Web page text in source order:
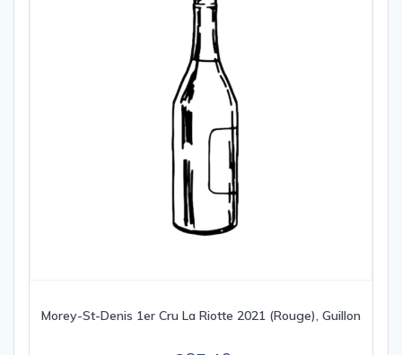
Morey-St-Denis 1er Cru La Riotte 2021 (Rouge), Guillon